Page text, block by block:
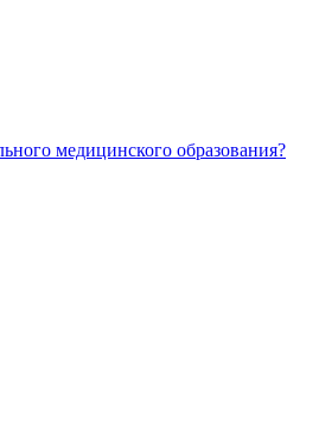
медицинского образования?